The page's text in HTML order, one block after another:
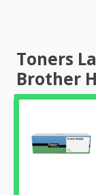
Toners
Brother